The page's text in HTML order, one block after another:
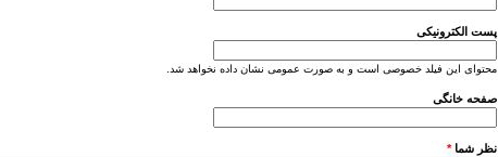
پست الکترونیکی
محتوای این فیلد خصوصی است و به صورت عمومی نشان داده نخواهد شد.
صفحه خانگی
نظر شما*